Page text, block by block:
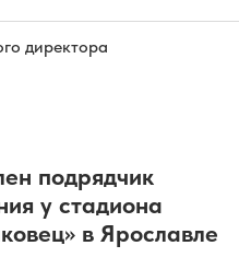
директора
подрядчик
у стадиона
в Ярославле